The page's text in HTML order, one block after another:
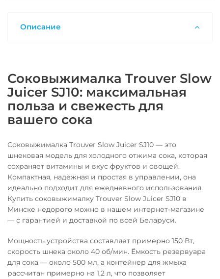
Описание
Соковыжималка Trouver Slow
Juicer SJ10: максимальная
польза и свежесть для
вашего сока
Соковыжималка Trouver Slow Juicer SJ10 — это
шнековая модель для холодного отжима сока, которая
сохраняет витамины и вкус фруктов и овощей.
Компактная, надёжная и простая в управлении, она
идеально подходит для ежедневного использования.
Купить соковыжималку Trouver Slow Juicer SJ10 в
Минске недорого можно в нашем интернет-магазине
— с гарантией и доставкой по всей Беларуси.
Мощность устройства составляет примерно 150 Вт,
скорость шнека около 40 об/мин. Ёмкость резервуара
для сока — около 500 мл, а контейнер для жмыха
рассчитан примерно на 1,2 л, что позволяет